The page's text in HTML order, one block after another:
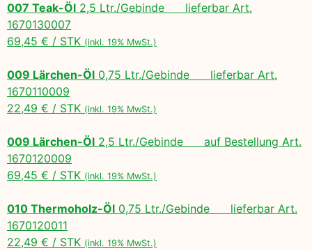
007 Teak-Öl 2,5 Ltr./Gebinde lieferbar Art.
1670130007
69,45 € / STK (inkl. 19% MwSt.)
009 Lärchen-Öl 0,75 Ltr./Gebinde lieferbar Art.
1670110009
22,49 € / STK (inkl. 19% MwSt.)
009 Lärchen-Öl 2,5 Ltr./Gebinde auf Bestellung Art.
1670120009
69,45 € / STK (inkl. 19% MwSt.)
010 Thermoholz-Öl 0,75 Ltr./Gebinde lieferbar Art.
1670120011
22,49 € / STK (inkl. 19% MwSt.)